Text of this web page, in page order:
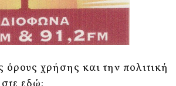
όρους χρήσης και την πολιτική